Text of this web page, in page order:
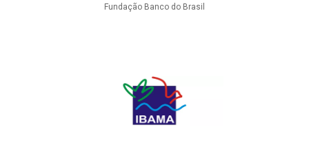
Fundação Banco do Brasil